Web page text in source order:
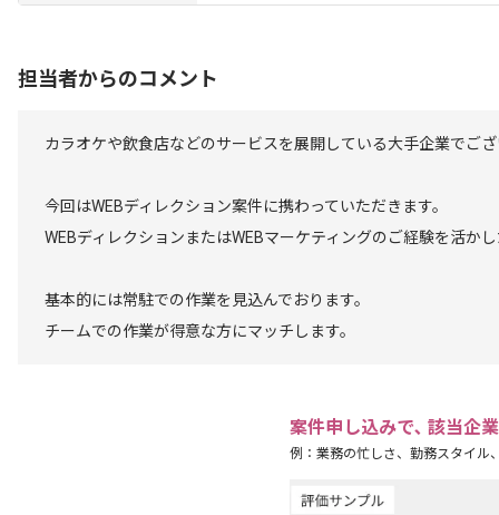
担当者からのコメント
カラオケや飲食店などのサービスを展開している大手企業でご
今回はWEBディレクション案件に携わっていただきます。
WEBディレクションまたはWEBマーケティングのご経験を活か
基本的には常駐での作業を見込んでおります。
チームでの作業が得意な方にマッチします。
案件申し込みで､ 該当企
例：業務の忙しさ、勤務スタイル